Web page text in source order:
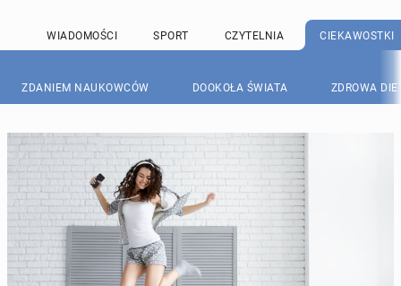
WIADOMOŚCI SPORT CZYTELNIA CIEKAWOSTKI
ZDANIEM NAUKOWCÓW DOOKOŁA ŚWIATA ZDROWA